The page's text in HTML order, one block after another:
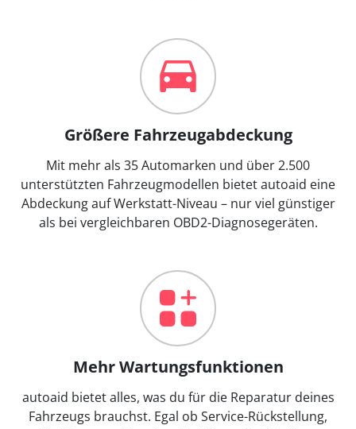
Größere Fahrzeugabdeckung
Mit mehr als 35 Automarken und über 2.500
unterstützten Fahrzeugmodellen bietet autoaid eine
Abdeckung auf Werkstatt-Niveau – nur viel günstiger
als bei vergleichbaren OBD2-Diagnosegeräten.
Mehr Wartungsfunktionen
autoaid bietet alles, was du für die Reparatur deines
Fahrzeugs brauchst. Egal ob Service-Rückstellung,